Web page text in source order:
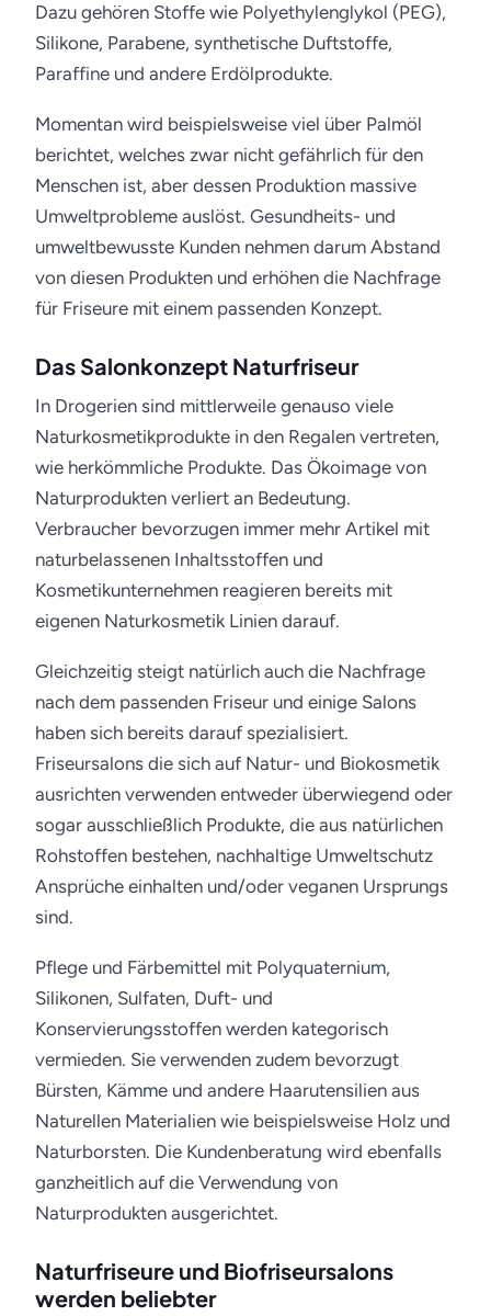
Dazu gehören Stoffe wie Polyethylenglykol (PEG),
Silikone, Parabene, synthetische Duftstoffe,
Paraffine und andere Erdölprodukte.
Momentan wird beispielsweise viel über Palmöl
berichtet, welches zwar nicht gefährlich für den
Menschen ist, aber dessen Produktion massive
Umweltprobleme auslöst. Gesundheits- und
umweltbewusste Kunden nehmen darum Abstand
von diesen Produkten und erhöhen die Nachfrage
für Friseure mit einem passenden Konzept.
Das Salonkonzept Naturfriseur
In Drogerien sind mittlerweile genauso viele
Naturkosmetikprodukte in den Regalen vertreten,
wie herkömmliche Produkte. Das Ökoimage von
Naturprodukten verliert an Bedeutung.
Verbraucher bevorzugen immer mehr Artikel mit
naturbelassenen Inhaltsstoffen und
Kosmetikunternehmen reagieren bereits mit
eigenen Naturkosmetik Linien darauf.
Gleichzeitig steigt natürlich auch die Nachfrage
nach dem passenden Friseur und einige Salons
haben sich bereits darauf spezialisiert.
Friseursalons die sich auf Natur- und Biokosmetik
ausrichten verwenden entweder überwiegend oder
sogar ausschließlich Produkte, die aus natürlichen
Rohstoffen bestehen, nachhaltige Umweltschutz
Ansprüche einhalten und/oder veganen Ursprungs
sind.
Pflege und Färbemittel mit Polyquaternium,
Silikonen, Sulfaten, Duft- und
Konservierungsstoffen werden kategorisch
vermieden. Sie verwenden zudem bevorzugt
Bürsten, Kämme und andere Haarutensilien aus
Naturellen Materialien wie beispielsweise Holz und
Naturborsten. Die Kundenberatung wird ebenfalls
ganzheitlich auf die Verwendung von
Naturprodukten ausgerichtet.
Naturfriseure und Biofriseursalons
werden beliebter